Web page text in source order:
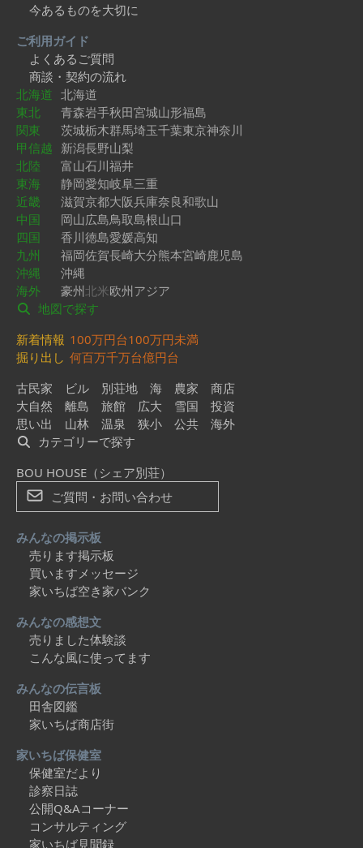
今あるものを大切に
ご利用ガイド
よくあるご質問
商談・契約の流れ
北海道 北海道
東北
青森岩手秋田宮城山形福島
関東
茨城栃木群馬埼玉千葉東京神奈川
甲信越 新潟長野山梨
北陸
富山石川福井
東海
静岡愛知岐阜三重
近畿
滋賀京都大阪兵庫奈良和歌山
中国
岡山広島鳥取島根山口
四国
香川徳島愛媛高知
九州
福岡佐賀長崎大分熊本宮崎鹿児島
沖縄
沖縄
海外
豪州北米欧州アジア
地図で探す
新着情報 100万円台100万円未満
掘り出し 何百万千万台億円台
古民家
ビル 別荘地 海 農家
商店
大自然
離島 旅館 広大 雪国
投資
思い出
山林 温泉 狭小 公共
海外
カテゴリーで探す
BOU HOUSE（シェア別荘）
ご質問・お問い合わせ
みんなの掲示板
売ります掲示板
買いますメッセージ
家いちば空き家バンク
みんなの感想文
売りました体験談
こんな風に使ってます
みんなの伝言板
田舎図鑑
家いちば商店街
家いちば保健室
保健室だより
診察日誌
公開Q&Aコーナー
コンサルティング
家いちば見聞録